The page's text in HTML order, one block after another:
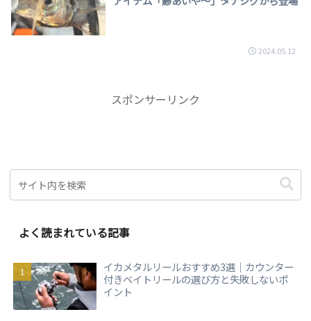
2024.05.12
スポンサーリンク
よく読まれている記事
イカメタルリールおすすめ3選｜カウンター
付きベイトリールの選び方と失敗しないポ
イント